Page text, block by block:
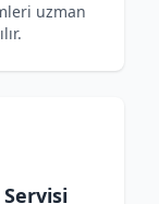
uzman